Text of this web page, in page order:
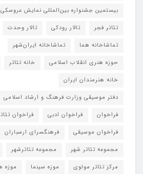
بیستمین جشنواره بین‌المللی نمایش
تئاتر فجر
تالار رودکی تالار وحدت
تماشاخانه هما
تماشاخانه‌ ایران‌شهر
حوزه هنری انقلاب اسلامی
خانه تئاتر
خانه هنرمندان ایران
دفتر موسیقی وزارت فرهنگ و ارشاد اسلامی
فراخوان
فراخوان ادبی فراخوان
فراخوان موسیقی
فرهنگسرای ارسباران
مجموعه تئاتر شهر
مجموعه تئاترشهر
مرکز تئاتر مولوی
موزه سینما
موزه